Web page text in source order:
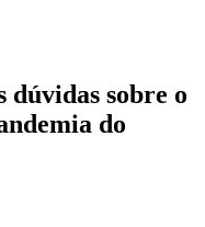
dúvidas sobre o
do